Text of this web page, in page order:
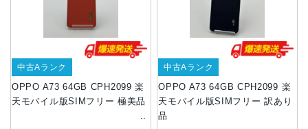
OPPO A73 64GB CPH2099 楽
天モバイル版SIMフリー 極美品
中古Aランク
OPPO A73 64GB CPH2099 楽
天モバイル版SIMフリー 訳あり
品
中古Aランク